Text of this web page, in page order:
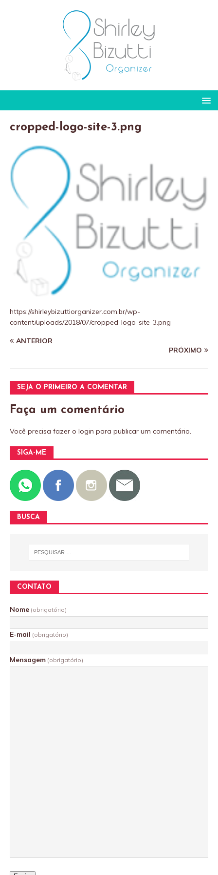
cropped-logo-site-3.png
https://shirleybizuttiorganizer.com.br/wp-
content/uploads/2018/07/cropped-logo-site-3.png
ANTERIOR
PRÓXIMO
SEJA O PRIMEIRO A COMENTAR
Faça um comentário
Você precisa fazer o login para publicar um comentário.
SIGA-ME
BUSCA
CONTATO
Nome (obrigatório)
E-mail (obrigatório)
Mensagem (obrigatório)